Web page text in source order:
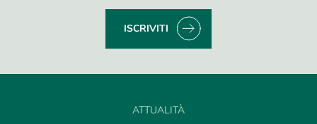
ISCRIVITI
ATTUALITÀ